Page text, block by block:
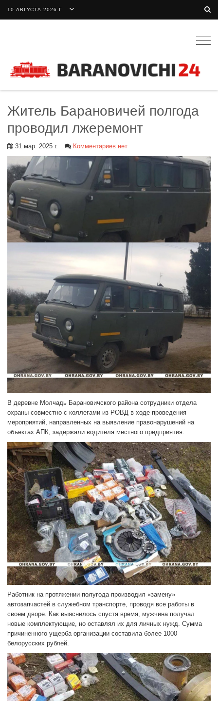
10 АВГУСТА 2026 Г.
Житель Барановичей полгода
проводил лжеремонт
31 мар. 2025 г. Комментариев нет
В деревне Молчадь Барановичского района сотрудники отдела
охраны совместно с коллегами из РОВД в ходе проведения
мероприятий, направленных на выявление правонарушений на
объектах АПК, задержали водителя местного предприятия.
Работник на протяжении полугода производил «замену»
автозапчастей в служебном транспорте, проводя все работы в
своем дворе. Как выяснилось спустя время, мужчина получал
новые комплектующие, но оставлял их для личных нужд. Сумма
причиненного ущерба организации составила более 1000
белорусских рублей.